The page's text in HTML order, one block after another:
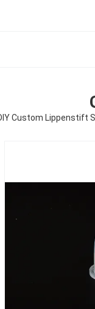
Custom Lippenstift